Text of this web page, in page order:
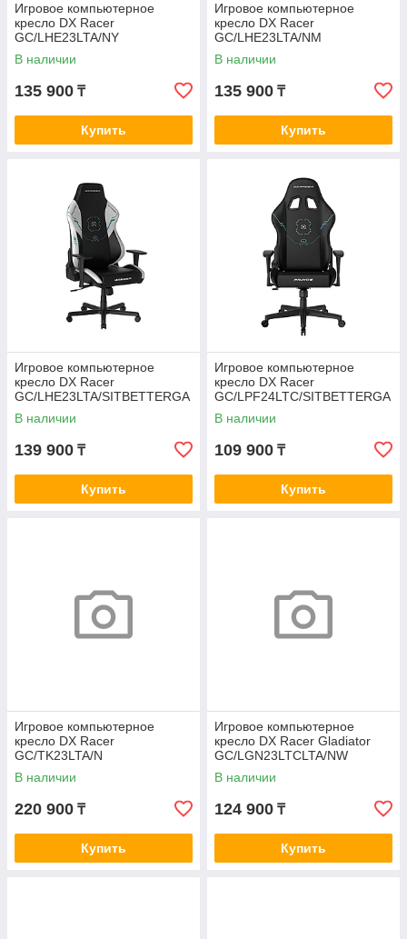
Игровое компьютерное
кресло DX Racer
GC/LHE23LTA/NY
В наличии
135 900 ₸
Купить
Игровое компьютерное
кресло DX Racer
GC/LHE23LTA/NM
В наличии
135 900 ₸
Купить
Игровое компьютерное
кресло DX Racer
GC/LHE23LTA/SITBETTERGA
MELONGER
В наличии
139 900 ₸
Купить
Игровое компьютерное
кресло DX Racer
GC/LPF24LTC/SITBETTERGA
MELONGER
В наличии
109 900 ₸
Купить
Игровое компьютерное
кресло DX Racer
GC/TK23LTA/N
В наличии
220 900 ₸
Купить
Игровое компьютерное
кресло DX Racer Gladiator
GC/LGN23LTCLTA/NW
В наличии
124 900 ₸
Купить